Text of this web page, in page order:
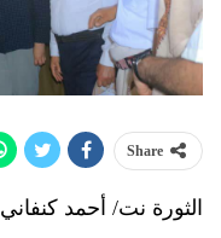
Share
الثورة نت/ أحمد كنفاني